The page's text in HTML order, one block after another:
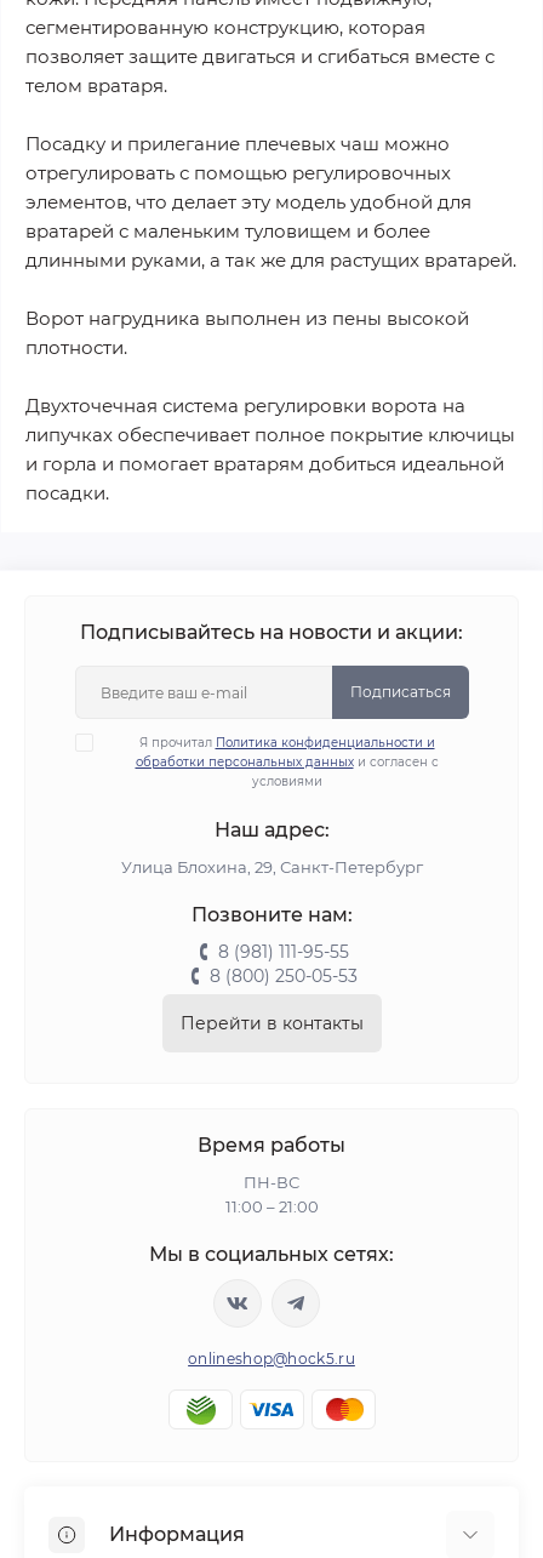
сегментированную конструкцию, которая
позволяет защите двигаться и сгибаться вместе с
телом вратаря.
Посадку и прилегание плечевых чаш можно
отрегулировать с помощью регулировочных
элементов, что делает эту модель удобной для
вратарей с маленьким туловищем и более
длинными руками, а так же для растущих вратарей.
Ворот нагрудника выполнен из пены высокой
плотности.
Двухточечная система регулировки ворота на
липучках обеспечивает полное покрытие ключицы
и горла и помогает вратарям добиться идеальной
посадки.
Подписывайтесь на новости и акции:
Подписаться
Я прочитал Политика конфиденциальности и
обработки персональных данныхи согласен с
условиями
Наш адрес:
Улица Блохина, 29, Санкт-Петербург
Позвоните нам:
8 (981) 111-95-55
8 (800) 250-05-53
Перейти в контакты
Время работы
ПН-ВС
11:00 – 21:00
Мы в социальных сетях:
onlineshop@hock5.ru
Информация